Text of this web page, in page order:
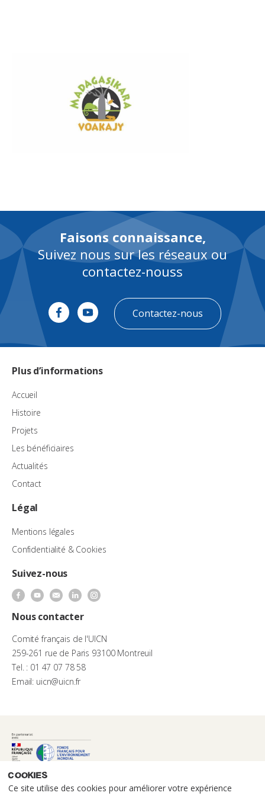
Cookies
Ce site utilise des cookies pour améliorer votre expérience
Faisons connaissance,
Suivez nous sur les réseaux ou
contactez-nouss
Contactez-nous
Plus d’informations
Accueil
Histoire
Projets
Les bénéficiaires
Actualités
Contact
Légal
Mentions légales
Confidentialité & Cookies
Suivez-nous
Nous contacter
Comité français de l'UICN
259-261 rue de Paris 93100 Montreuil
Tel. : 01 47 07 78 58
Email: uicn@uicn.fr